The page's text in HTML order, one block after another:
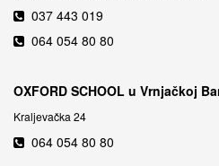
037 443 019
064 054 80 80
OXFORD SCHOOL u Vrnjačkoj
Kraljevačka 24
064 054 80 80